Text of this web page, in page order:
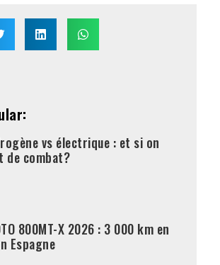
vs électrique : et si on
de combat?
800MT-X 2026 : 3 000 km en
Espagne